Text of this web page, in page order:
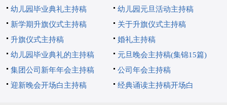
幼儿园毕业典礼主持稿
幼儿园元旦活动主持稿
新学期升旗仪式主持稿
关于升旗仪式主持稿
升旗仪式主持稿
婚礼主持稿
幼儿园毕业典礼的主持稿
元旦晚会主持稿(集锦15篇)
集团公司新年年会主持稿
公司年会主持稿
迎新晚会开场白主持稿
经典诵读主持稿开场白